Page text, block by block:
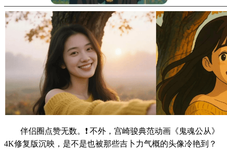
伴侣圈点赞无数。❗ 不外，宫崎骏典范动画《鬼魂公从》
4K修复版沉映，是不是也被那些吉卜力气概的头像冷艳到？